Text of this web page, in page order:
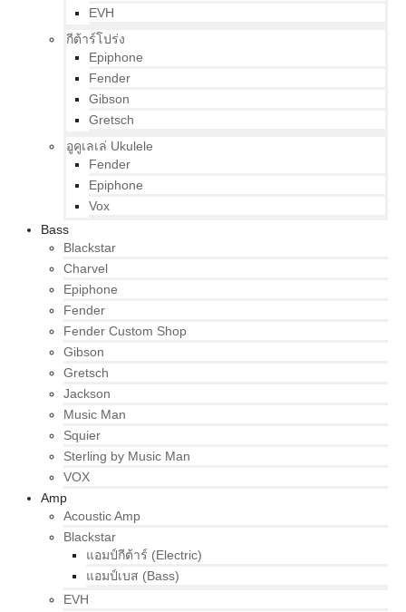
EVH
กีต้าร์โปร่ง
Epiphone
Fender
Gibson
Gretsch
อูคูเลเล่ Ukulele
Fender
Epiphone
Vox
Bass
Blackstar
Charvel
Epiphone
Fender
Fender Custom Shop
Gibson
Gretsch
Jackson
Music Man
Squier
Sterling by Music Man
VOX
Amp
Acoustic Amp
Blackstar
แอมป์กีต้าร์ (Electric)
แอมป์เบส (Bass)
EVH